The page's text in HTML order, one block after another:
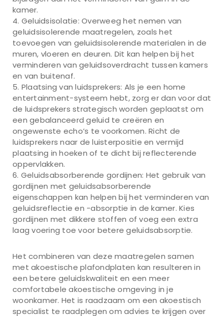
kamer.
Geluidsisolatie: Overweeg het nemen van
geluidsisolerende maatregelen, zoals het
toevoegen van geluidsisolerende materialen in de
muren, vloeren en deuren. Dit kan helpen bij het
verminderen van geluidsoverdracht tussen kamers
en van buitenaf.
Plaatsing van luidsprekers: Als je een home
entertainment-systeem hebt, zorg er dan voor dat
de luidsprekers strategisch worden geplaatst om
een gebalanceerd geluid te creëren en
ongewenste echo’s te voorkomen. Richt de
luidsprekers naar de luisterpositie en vermijd
plaatsing in hoeken of te dicht bij reflecterende
oppervlakken.
Geluidsabsorberende gordijnen: Het gebruik van
gordijnen met geluidsabsorberende
eigenschappen kan helpen bij het verminderen van
geluidsreflectie en -absorptie in de kamer. Kies
gordijnen met dikkere stoffen of voeg een extra
laag voering toe voor betere geluidsabsorptie.
Het combineren van deze maatregelen samen
met akoestische plafondplaten kan resulteren in
een betere geluidskwaliteit en een meer
comfortabele akoestische omgeving in je
woonkamer. Het is raadzaam om een akoestisch
specialist te raadplegen om advies te krijgen over